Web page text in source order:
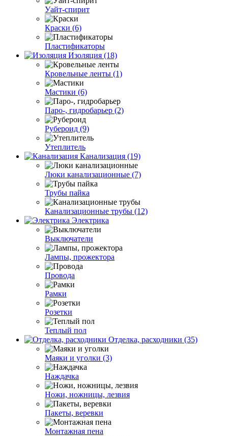
Уайт-спирит
Краски (6)
Пластификаторы
Изоляция (18)
Кровельные ленты (1)
Мастики (6)
Паро-, гидробарьер (2)
Рубероид (9)
Утеплитель
Канализация (19)
Люки канализационные (7)
Трубы пайка
Канализационные трубы (12)
Электрика
Выключатели
Лампы, прожектора
Провода
Рамки
Розетки
Теплый пол
Отделка, расходники (35)
Маяки и уголки (3)
Наждачка
Ножи, ножницы, лезвия
Пакеты, веревки
Монтажная пена